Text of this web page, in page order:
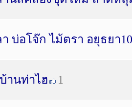
บ่อโจ๊ก ไม้ตรา อยุธยา
านท่าไฮ 1